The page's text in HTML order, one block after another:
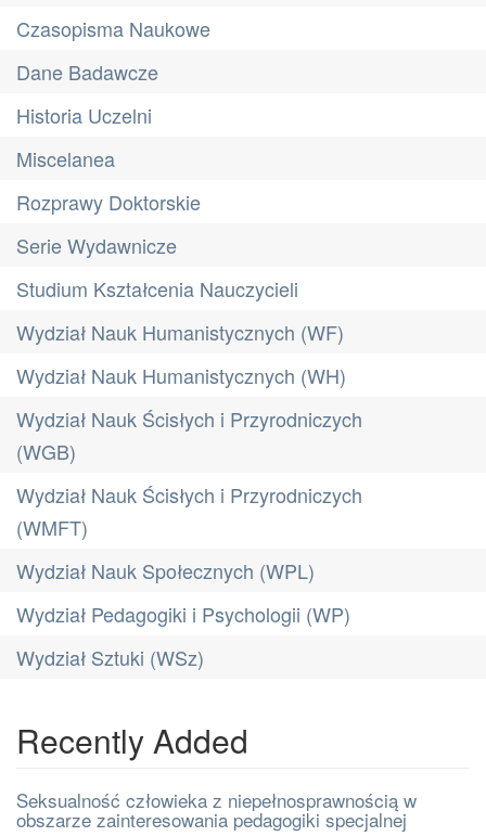
Czasopisma Naukowe
Dane Badawcze
Historia Uczelni
Miscelanea
Rozprawy Doktorskie
Serie Wydawnicze
Studium Kształcenia Nauczycieli
Wydział Nauk Humanistycznych (WF)
Wydział Nauk Humanistycznych (WH)
Wydział Nauk Ścisłych i Przyrodniczych
(WGB)
Wydział Nauk Ścisłych i Przyrodniczych
(WMFT)
Wydział Nauk Społecznych (WPL)
Wydział Pedagogiki i Psychologii (WP)
Wydział Sztuki (WSz)
Recently Added
Seksualność człowieka z niepełnosprawnością w
obszarze zainteresowania pedagogiki specjalnej